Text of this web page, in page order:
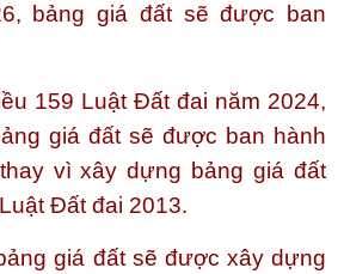
bảng giá đất sẽ được ban
159 Luật Đất đai năm 2024,
giá đất sẽ được ban hành
vì xây dựng bảng giá đất
Đất đai 2013.
giá đất sẽ được xây dựng